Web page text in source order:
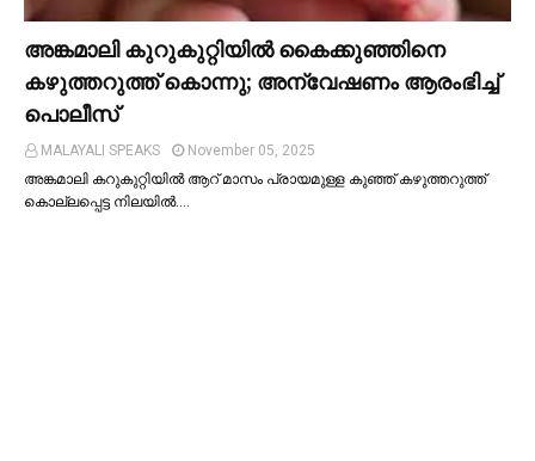
അങ്കമാലി കുറുകുറ്റിയില്‍ കൈക്കുഞ്ഞിനെ
കഴുത്തറുത്ത് കൊന്നു; അന്വേഷണം ആരംഭിച്ച്‌
പൊലീസ്
MALAYALI SPEAKS
November 05, 2025
അങ്കമാലി കറുകുറ്റിയില്‍ ആറ് മാസം പ്രായമുള്ള കുഞ്ഞ് കഴുത്തറുത്ത്
കൊല്ലപ്പെട്ട നിലയില്‍.…